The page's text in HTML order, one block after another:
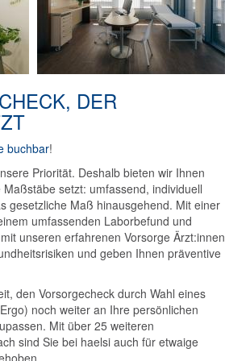
DER
buchbar!
Priorität. Deshalb bieten wir Ihnen
setzt: umfassend, individuell
gesetzliche Maß hinausgehend. Mit einer
umfassenden Laborbefund und
unseren erfahrenen Vorsorge Ärzt:innen
und geben Ihnen präventive
den Vorsorgecheck durch Wahl eines
noch weiter an Ihre persönlichen
Mit über 25 weiteren
sind Sie bei haelsi auch für etwaige